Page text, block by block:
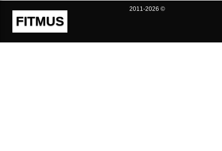
FITMUS
2011-2026 ©